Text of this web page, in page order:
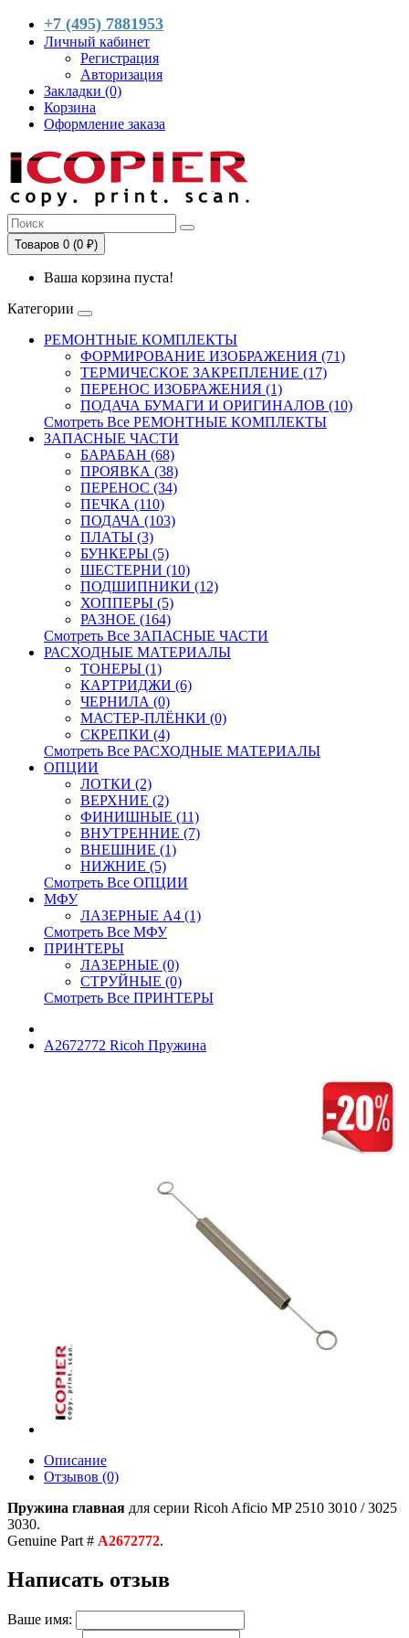
+7 (495) 7881953
Личный кабинет
Регистрация
Авторизация
Закладки (0)
Корзина
Оформление заказа
Товаров 0 (0 ₽)
Ваша корзина пуста!
Категории
РЕМОНТНЫЕ КОМПЛЕКТЫ
ФОРМИРОВАНИЕ ИЗОБРАЖЕНИЯ (71)
ТЕРМИЧЕСКОЕ ЗАКРЕПЛЕНИЕ (17)
ПЕРЕНОС ИЗОБРАЖЕНИЯ (1)
ПОДАЧА БУМАГИ И ОРИГИНАЛОВ (10)
Смотреть Все РЕМОНТНЫЕ КОМПЛЕКТЫ
ЗАПАСНЫЕ ЧАСТИ
БАРАБАН (68)
ПРОЯВКА (38)
ПЕРЕНОС (34)
ПЕЧКА (110)
ПОДАЧА (103)
ПЛАТЫ (3)
БУНКЕРЫ (5)
ШЕСТЕРНИ (10)
ПОДШИПНИКИ (12)
ХОППЕРЫ (5)
РАЗНОЕ (164)
Смотреть Все ЗАПАСНЫЕ ЧАСТИ
РАСХОДНЫЕ МАТЕРИАЛЫ
ТОНЕРЫ (1)
КАРТРИДЖИ (6)
ЧЕРНИЛА (0)
МАСТЕР-ПЛЁНКИ (0)
СКРЕПКИ (4)
Смотреть Все РАСХОДНЫЕ МАТЕРИАЛЫ
ОПЦИИ
ЛОТКИ (2)
ВЕРХНИЕ (2)
ФИНИШНЫЕ (11)
ВНУТРЕННИЕ (7)
ВНЕШНИЕ (1)
НИЖНИЕ (5)
Смотреть Все ОПЦИИ
МФУ
ЛАЗЕРНЫЕ A4 (1)
Смотреть Все МФУ
ПРИНТЕРЫ
ЛАЗЕРНЫЕ (0)
СТРУЙНЫЕ (0)
Смотреть Все ПРИНТЕРЫ
A2672772 Ricoh Пружина
Описание
Отзывов (0)
Пружина главная для серии Ricoh Aficio MP 2510 3010 / 3025
3030.
Genuine Part # A2672772.
Написать отзыв
Ваше имя: